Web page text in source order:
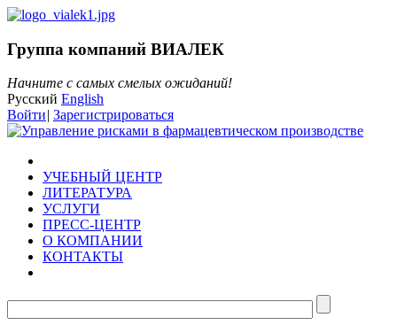
Группа компаний ВИАЛЕК
Начните с самых смелых ожиданий!
Русский English
Войти| Зарегистрироваться
УЧЕБНЫЙ ЦЕНТР
ЛИТЕРАТУРА
УСЛУГИ
ПРЕСС-ЦЕНТР
О КОМПАНИИ
КОНТАКТЫ